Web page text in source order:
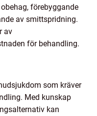
förebyggande
av smittspridning.
av
för behandling.
som kräver
Med kunskap
kan